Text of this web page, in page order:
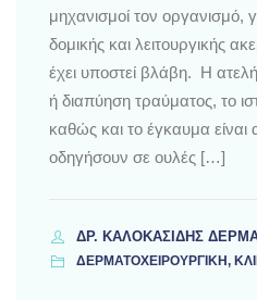
μηχανισμοί τον οργανισμό,
δομικής και λειτουργικής
έχει υποστεί βλάβη. Η
ή διαπύηση τραύματος, το
καθώς και το έγκαυμα είναι
οδηγήσουν σε ουλές […]
ΔΡ. ΚΑΛΟΚΑΣΊΔΗΣ
ΔΕΡΜΑΤΟΧΕΙΡΟΥΡΓΙΚΗ,